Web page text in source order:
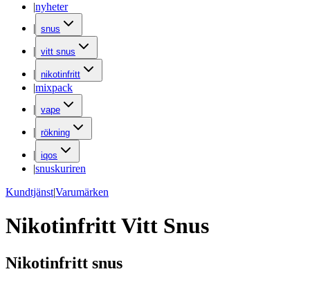
|nyheter
| snus
| vitt snus
| nikotinfritt
|mixpack
| vape
| rökning
| iqos
|snuskuriren
Kundtjänst|Varumärken
Nikotinfritt Vitt Snus
Nikotinfritt snus